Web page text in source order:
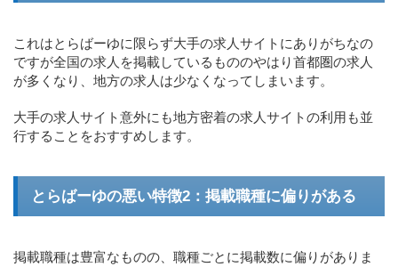
これはとらばーゆに限らず大手の求人サイトにありがちなの
ですが全国の求人を掲載しているもののやはり首都圏の求人
が多くなり、地方の求人は少なくなってしまいます。
大手の求人サイト意外にも地方密着の求人サイトの利用も並
行することをおすすめします。
とらばーゆの悪い特徴2：掲載職種に偏りがある
掲載職種は豊富なものの、職種ごとに掲載数に偏りがありま